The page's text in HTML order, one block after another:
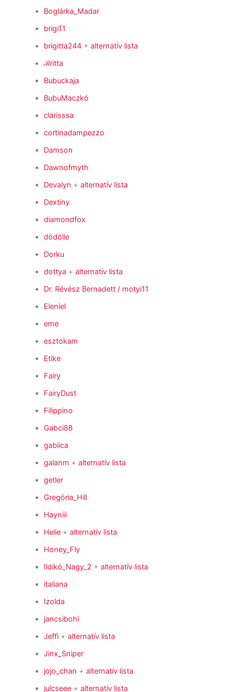
Boglárka_Madar
brigi11
brigitta244 +alternatív lista
ℬritta
Bubuckaja
BubuMaczkó
clarisssa
cortinadampezzo
Damson
Dawnofmyth
Devalyn +alternatív lista
Dextiny
diamondfox
dödölle
Dorku
dottya +alternatív lista
Dr. Révész Bernadett / motyi11
Eleniel
eme
esztokam
Etike
Fairy
FairyDust
Filippino
Gabci88
gabiica
galanm +alternatív lista
getler
Gregöria_Hill
Hayniii
Helie +alternatív lista
Honey_Fly
Ildikó_Nagy_2 +alternatív lista
italiana
Izolda
jancsibohi
Jeffi +alternatív lista
Jinx_Sniper
jojo_chan +alternatív lista
julcseee +alternatív lista